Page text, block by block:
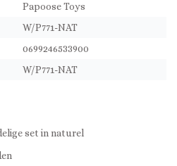
Papoose Toys
W/P771-NAT
0699246533900
W/P771-NAT
set in naturel